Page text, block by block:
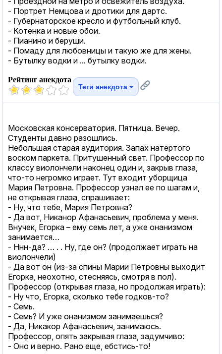
- Портрет Немцова и дротики для дартс.
- Губернаторское кресло и футбольный клуб.
- Котенка и новые обои.
- Пианино и беруши.
- Помаду для любовницы и такую же для жены.
- Бутылку водки и ... бутылку водки.
Рейтинг анекдота
Теги анекдота
Московская консерватория. Пятница. Вечер.
Студенты давно разошлись.
Небольшая старая аудитория. Запах натертого
воском паркета. Притушенный свет. Профессор по
классу виолончели наконец один и, закрыв глаза,
что-то негромко играет. Тут входит уборщица
Мария Петровна. Профессор узнал ее по шагам и,
не открывая глаза, спрашивает:
- Ну, что тебе, Мария Петровна?
- Да вот, Никанор Афанасьевич, проблема у меня.
Внучек, Егорка – ему семь лет, а уже онанизмом
занимается…
- Ннн-да? … . . Ну, где он? (продолжает играть на
виолончели)
- Да вот он (из-за спины Марии Петровны выходит
Егорка, неохотно, стесняясь, смотря в пол).
Профессор (открывая глаза, но продолжая играть):
- Ну что, Егорка, сколько тебе годков-то?
- Семь.
- Семь? И уже онанизмом занимаешься?
- Да, Никакор Афанасьевич, занимаюсь.
Профессор, опять закрывая глаза, задумчиво:
- Оно и верно. Рано еще, ебстись-то!